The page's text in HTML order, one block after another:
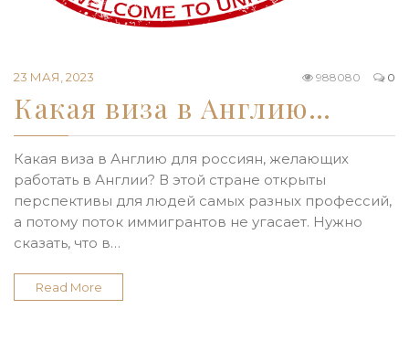
23 МАЯ, 2023 0
988080
Какая виза в Англию…
Какая виза в Англию для россиян, желающих
работать в Англии? В этой стране открыты
перспективы для людей самых разных профессий,
а потому поток иммигрантов не угасает. Нужно
сказать, что в…
Read More